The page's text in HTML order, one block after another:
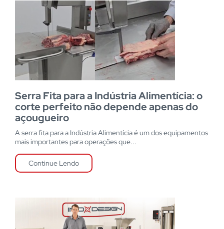
Serra Fita para a Indústria Alimentícia: o
corte perfeito não depende apenas do
açougueiro
A serra fita para a Indústria Alimentícia é um dos equipamentos
mais importantes para operações que...
Continue Lendo